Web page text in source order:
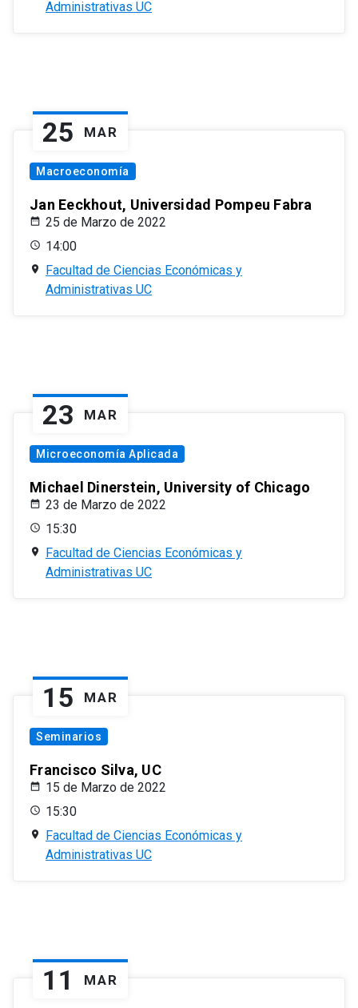
Administrativas UC
25 MAR
Macroeconomía
Jan Eeckhout, Universidad Pompeu Fabra
25 de Marzo de 2022
14:00
Facultad de Ciencias Económicas y
Administrativas UC
23 MAR
Microeconomía Aplicada
Michael Dinerstein, University of Chicago
23 de Marzo de 2022
15:30
Facultad de Ciencias Económicas y
Administrativas UC
15 MAR
Seminarios
Francisco Silva, UC
15 de Marzo de 2022
15:30
Facultad de Ciencias Económicas y
Administrativas UC
11 MAR